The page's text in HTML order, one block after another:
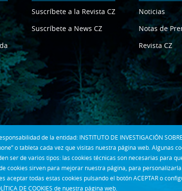
de la entidad: INSTITUTO DE INVESTIGACIÓN
o tableta cada vez que visitas nuestra página web. Algunas
ser de varios tipos: las cookies técnicas son necesarias para
cookies sirven para mejorar nuestra página, para
aceptar todas estas cookies pulsando el botón ACEPTAR o
DE COOKIES de nuestra página web.
Suscríbete a la Revista CZ
Suscríbete a News CZ
Noticias
Notas de
Revista CZ